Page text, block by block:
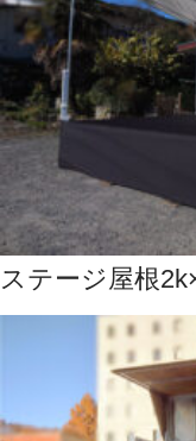
ステージ屋根